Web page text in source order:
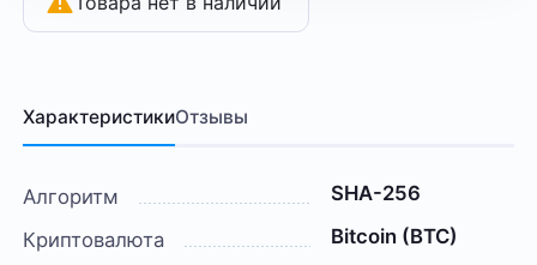
ХарактеристикиОтзывы
Алгоритм
SHA-256
Криптовалюта
Bitcoin (BTC)